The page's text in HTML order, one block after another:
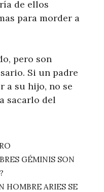
de ellos
para morder a
pero son
Si un padre
a su hijo, no se
sacarlo del
GÉMINIS SON
HOMBRE ARIES SE